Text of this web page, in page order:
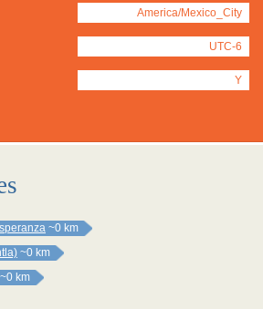
America/Mexico_City
UTC-6
Y
~0 km
~0 km
~0 km